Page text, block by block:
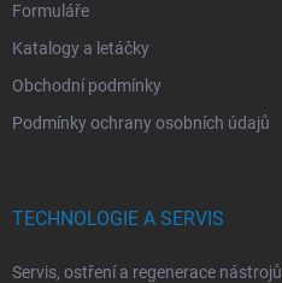
Formuláře
Katalogy a letáčky
Obchodní podmínky
Podmínky ochrany osobních údajů
TECHNOLOGIE A SERVIS
Servis, ostření a regenerace nástrojů